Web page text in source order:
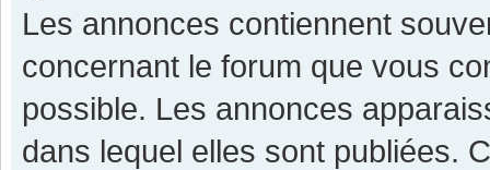
Les annonces contiennent
concernant le forum que vous
possible. Les annonces
dans lequel elles sont publiées.